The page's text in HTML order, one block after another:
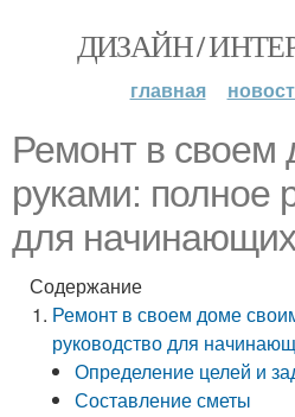
ДИЗАЙН /
главная
Ремонт в своем
руками: полное
для начинающих
Содержание
Ремонт в своем доме
руководство для
Определение целей и
Составление сметы